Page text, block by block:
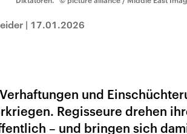
| 17.01.2026
und
Regisseure drehen
– und bringen sich